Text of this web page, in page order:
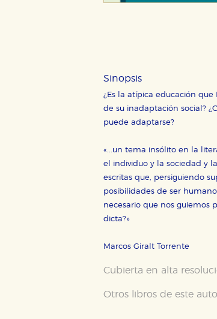
Sinopsis
¿Es la atípica educación
de su inadaptación social?
puede adaptarse?
«...un tema insólito en la
el individuo y la sociedad y
escritas que, persiguiendo
posibilidades de ser
necesario que nos guiemos
dicta?»
Marcos Giralt Torrente
Cubierta en alta
Otros libros de este